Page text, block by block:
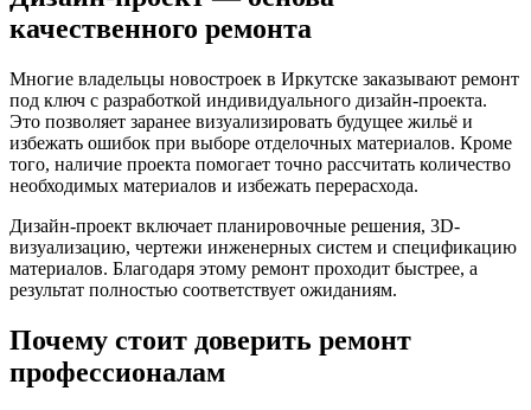
качественного ремонта
Многие владельцы новостроек в Иркутске заказывают ремонт
под ключ с разработкой индивидуального дизайн-проекта.
Это позволяет заранее визуализировать будущее жильё и
избежать ошибок при выборе отделочных материалов. Кроме
того, наличие проекта помогает точно рассчитать количество
необходимых материалов и избежать перерасхода.
Дизайн-проект включает планировочные решения, 3D-
визуализацию, чертежи инженерных систем и спецификацию
материалов. Благодаря этому ремонт проходит быстрее, а
результат полностью соответствует ожиданиям.
Почему стоит доверить ремонт
профессионалам